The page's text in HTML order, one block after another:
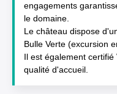
engagements
le domaine.
Le château dispose
Bulle Verte (excursion
Il est également
qualité d'accueil.